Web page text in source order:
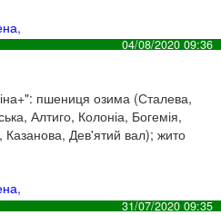
,
04/08/2020 09:36
пшениця озима (Сталева,
Алтиго, Колоніа, Богемія,
Казанова, Дев'ятий вал); жито
,
31/07/2020 09:35